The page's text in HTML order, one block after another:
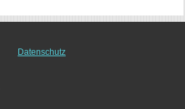
Datenschutz